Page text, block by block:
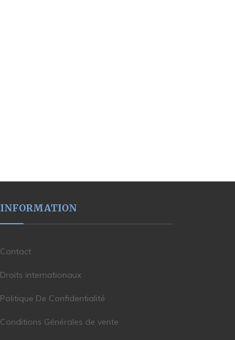
INFORMATION
Contact
Droits internationaux
Politique De Confidentialité
Conditions Générales de vente